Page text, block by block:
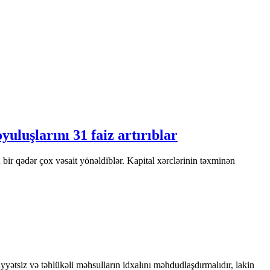
31 faiz artırıblar
bir qədər çox vəsait yönəldiblər. Kapital xərclərinin təxminən
və təhlükəli məhsulların idxalını məhdudlaşdırmalıdır, lakin